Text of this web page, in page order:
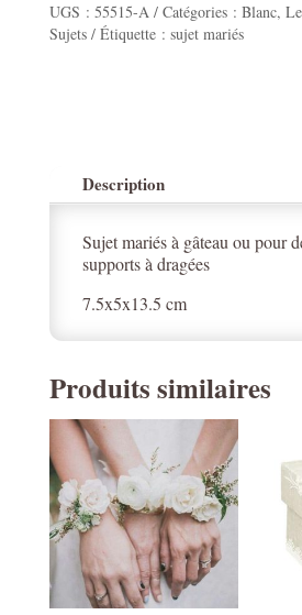
UGS : 55515-A Catégories : Blanc,
Sujets
Étiquette : sujet mariés
Description
Sujet mariés à gâteau ou pour
supports à dragées
7.5x5x13.5 cm
Produits similaires